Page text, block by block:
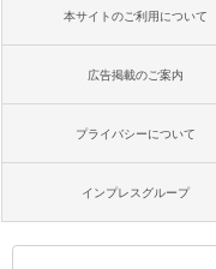
本サイトのご利用について
広告掲載のご案内
プライバシーについて
インプレスグループ